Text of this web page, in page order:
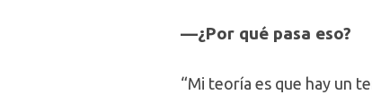
—¿Por qué pasa eso?
“Mi teoría es que hay un